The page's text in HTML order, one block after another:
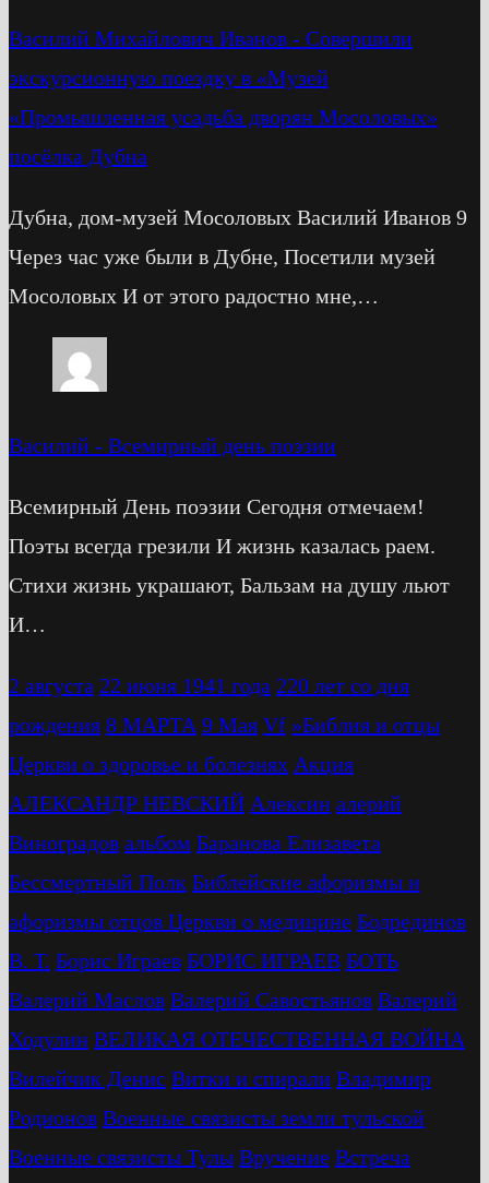
Василий Михайлович Иванов - Cовершили
экскурсионную поездку в «Музей
«Промышленная усадьба дворян Мосоловых»
посёлка Дубна
Дубна, дом-музей Мосоловых Василий Иванов 9
Через час уже были в Дубне, Посетили музей
Мосоловых И от этого радостно мне,…
Василий - Всемирный день поэзии
Всемирный День поэзии Сегодня отмечаем!
Поэты всегда грезили И жизнь казалась раем.
Стихи жизнь украшают, Бальзам на душу льют
И…
2 августа 22 июня 1941 года 220 лет со дня
рождения 8 МАРТА 9 Мая Vf »Библия и отцы
Церкви о здоровье и болезнях Акция
АЛЕКСАНДР НЕВСКИЙ Алексин алерий
Виноградов альбом Баранова Елизавета
Бессмертный Полк Библейские афоризмы и
афоризмы отцов Церкви о медицине Бодрединов
В. Т. Бориc Играев БОРИС ИГРАЕВ БОТЬ
Валерий Маслов Валерий Савостьянов Валерий
Ходулин ВЕЛИКАЯ ОТЕЧЕСТВЕННАЯ ВОЙНА
Вилейчик Денис Витки и спирали Владимир
Родионов Военные связисты земли тульской
Военные связисты Тулы Вручение Встреча